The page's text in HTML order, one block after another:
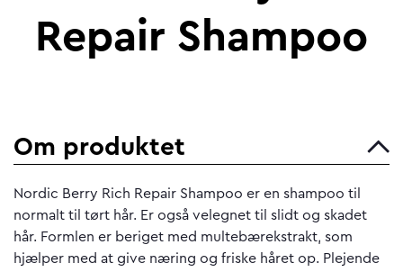
Repair Shampoo
Om produktet
Nordic Berry Rich Repair Shampoo er en shampoo til
normalt til tørt hår. Er også velegnet til slidt og skadet
hår. Formlen er beriget med multebærekstrakt, som
hjælper med at give næring og friske håret op. Plejende